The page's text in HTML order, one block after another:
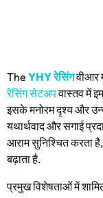
The YHY रेसिंगवीआर
रेसिंग सेटअपवास्तव में
इसके मनोरम दृश्य और
यथार्थवाद और सगाई
आराम सुनिश्चित करता
बढ़ाता है.
प्रमुख विशेषताओं में